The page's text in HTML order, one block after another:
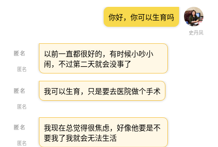
史丹凤
你好，你可以生育吗
匿名
以前一直都很好的，有时候小吵小
闹，不过第二天就会没事了
匿名
我可以生育，只是要去医院做个手术
匿名
我现在总觉得很焦虑，好像他要是不
要我了我就会无法生活